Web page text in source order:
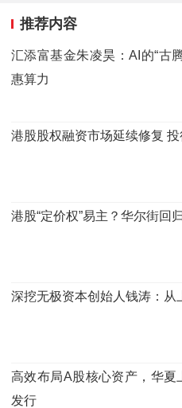
推荐内容
汇添富基金朱凌昊：AI的“
惠算力
港股股权融资市场延续修复
港股“定价权”易主？华尔街回
深挖无极资本创始人钱涛：从
高效布局A股核心资产，华
发行